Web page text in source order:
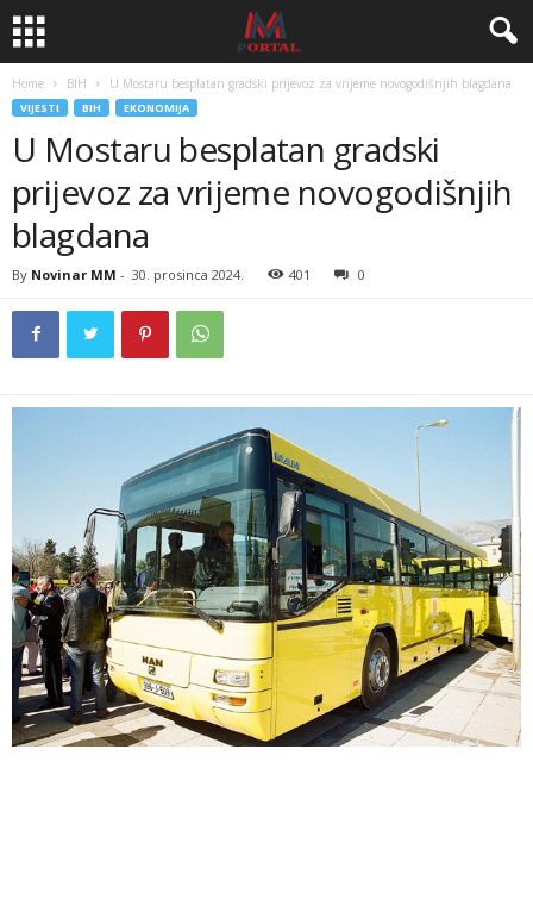
Home BIH U Mostaru besplatan gradski prijevoz za vrijeme novogodišnjih blagdana
VIJESTI BIH EKONOMIJA
U Mostaru besplatan gradski
prijevoz za vrijeme novogodišnjih
blagdana
By Novinar MM - 30. prosinca 2024. 401 0